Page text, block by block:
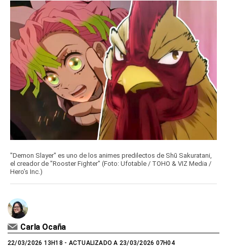
"Demon Slayer" es uno de los animes predilectos de Shū Sakuratani,
el creador de "Rooster Fighter" (Foto: Ufotable / TOHO & VIZ Media /
Hero’s Inc.)
Carla Ocaña
22/03/2026 13H18 - ACTUALIZADO A 23/03/2026 07H04